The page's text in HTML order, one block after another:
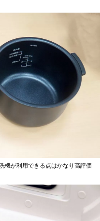
機が利用できる点はかなり高評価